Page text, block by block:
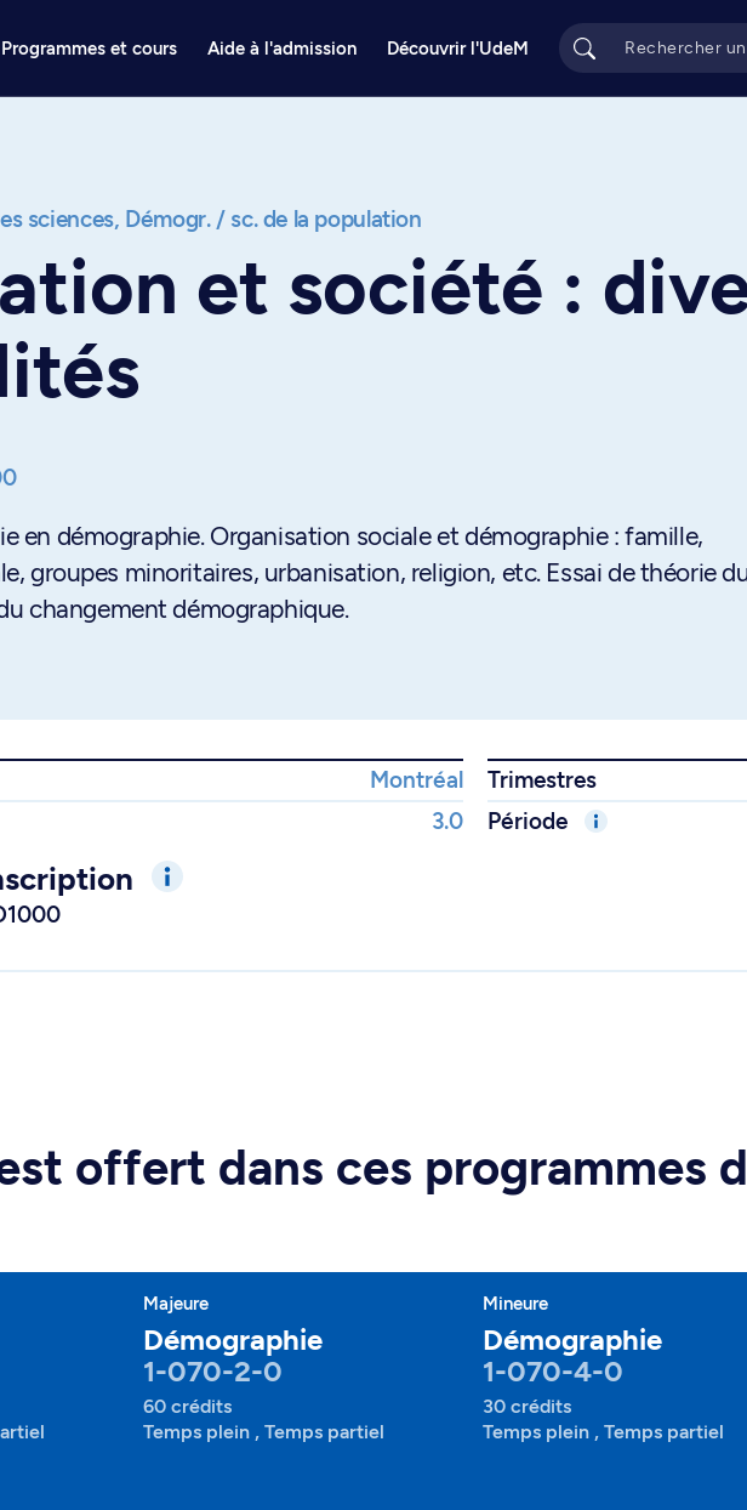
Programmes et cours Aide à l'admission Découvrir l'UdeM
sciences, Démogr. / sc. de la population
et société :
en démographie. Organisation sociale et démographie : famille,
groupes minoritaires, urbanisation, religion, etc. Essai de théorie
changement démographique.
Montréal Trimestres
3.0 Période
offert dans ces programmes
Majeure
Démographie
1-070-2-0
60 crédits
Temps plein , Temps partiel
Mineure
Démographie
1-070-4-0
30 crédits
Temps plein , Temps partiel